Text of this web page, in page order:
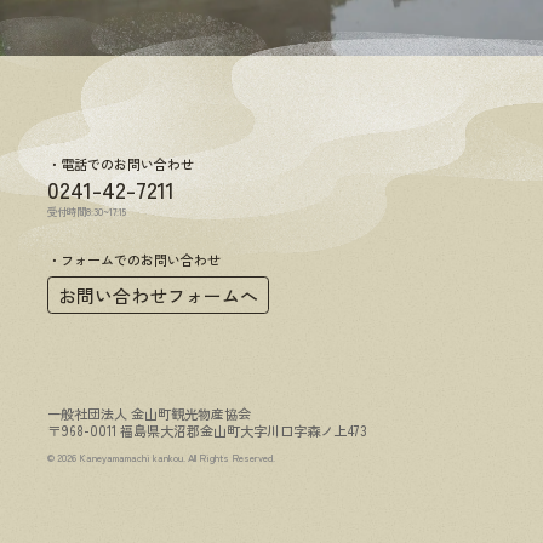
電話でのお問い合わせ
0241-42-7211
受付時間8:30~17:15
フォームでのお問い合わせ
お問い合わせフォームへ
一般社団法人 金山町観光物産協会
〒968-0011 福島県大沼郡金山町大字川口字森ノ上473
© 2026 Kaneyamamachi kankou. All Rights Reserved.